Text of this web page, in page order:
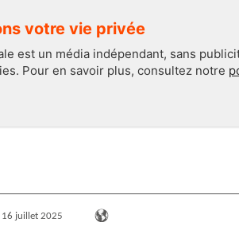
votre vie privée
est un média indépendant, sans
Pour en savoir plus, consultez notre
juillet 2025